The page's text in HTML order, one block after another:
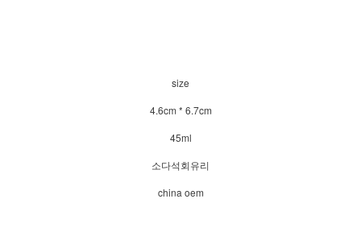
size
4.6cm * 6.7cm
45ml
소다석회유리
china oem